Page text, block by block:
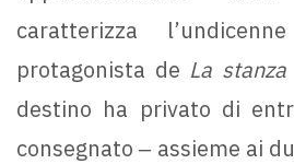
caratterizza
protagonista de La
destino ha privato di
consegnato ‒ assieme ai